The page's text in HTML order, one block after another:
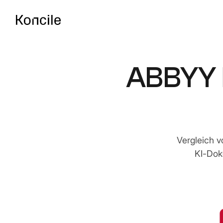
API-Dokumentation
Leitfäden, Referenzen
Vergleich
KI-